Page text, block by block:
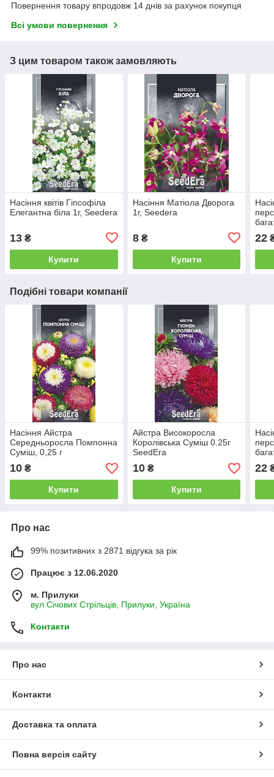
Повернення товару впродовж 14 днів за рахунок покупця
Всі умови повернення
З цим товаром також замовляють
Насіння квітів Гіпсофіла
Елегантна біла 1г, Seedera
13 ₴
Купити
Насіння Матіола Дворога
1г, Seedera
8₴
Купити
22
Подібні товари компанії
Насіння Айстра
Середньоросла Помпонна
Суміш, 0,25 г
10 ₴
Купити
Айстра Високоросла
Королівська Суміш 0.25г
SeedEra
10₴
Купити
22
Про нас
99% позитивних з 2871 відгука за рік
Працює з 12.06.2020
м. Прилуки
вул.Січових Стрільців, Прилуки, Україна
Контакти
Про нас
Контакти
Доставка та оплата
Повна версія сайту